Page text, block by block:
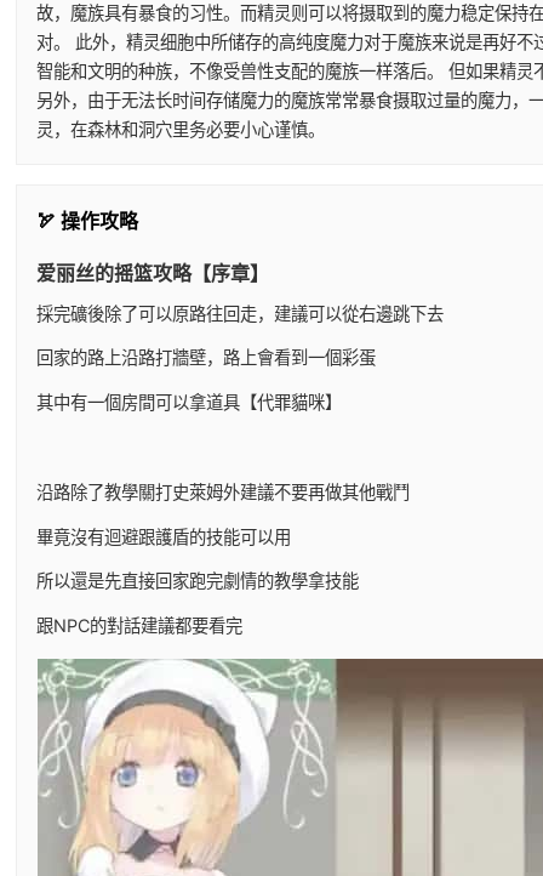
故，魔族具有暴食的习性。而精灵则可以将摄取到的魔力稳定保
对。 此外，精灵细胞中所储存的高纯度魔力对于魔族来说是再好
智能和文明的种族，不像受兽性支配的魔族一样落后。 但如果精
另外，由于无法长时间存储魔力的魔族常常暴食摄取过量的魔力
灵，在森林和洞穴里务必要小心谨慎。
🏹 操作攻略
爱丽丝的摇篮攻略【序章】
採完礦後除了可以原路往回走，建議可以從右邊跳下去
回家的路上沿路打牆壁，路上會看到一個彩蛋
其中有一個房間可以拿道具【代罪貓咪】
沿路除了教學關打史萊姆外建議不要再做其他戰鬥
畢竟沒有迴避跟護盾的技能可以用
所以還是先直接回家跑完劇情的教學拿技能
跟NPC的對話建議都要看完